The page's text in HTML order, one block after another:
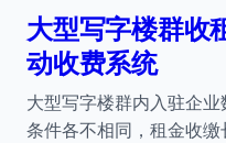
大型写字楼群收
动收费系统
大型写字楼群内入驻企
条件各不相同，租金收